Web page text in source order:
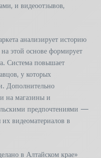
и видеоотзывов,
анализирует историю
этой основе формирует
Система повышает
у которых
Дополнительно
на магазины и
предпочтениями —
их видеоматериалов в
в Алтайском крае»